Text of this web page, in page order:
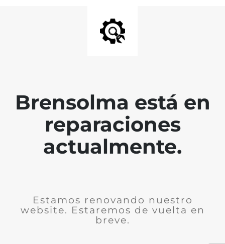
Brensolma está en
reparaciones
actualmente.
Estamos renovando nuestro
website. Estaremos de vuelta en
breve.